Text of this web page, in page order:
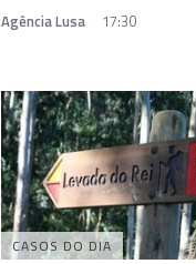
Agência Lusa 17:30
CASOS DO DIA